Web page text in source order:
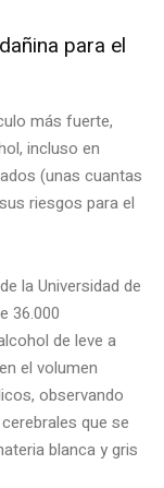
para el
más fuerte,
incluso en
(unas cuantas
riesgos para el
la Universidad de
36.000
de leve a
el volumen
observando
que se
blanca y gris